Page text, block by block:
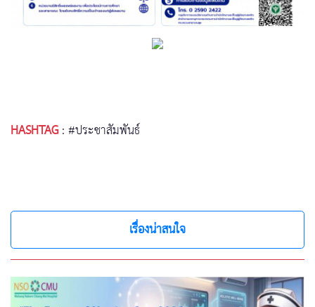
HASHTAG:#ประชาสัมพันธ์
เรื่องน่าสนใจ